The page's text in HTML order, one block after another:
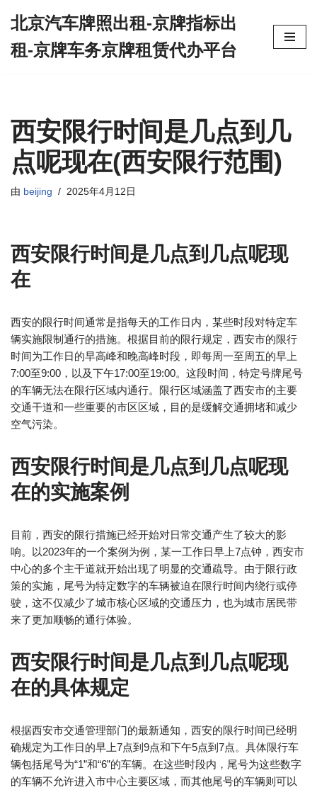
至
北京汽车牌照出租-京牌指标出
租-京牌车务京牌租赁代办平台
西安限行时间是几点到几
点呢现在(西安限行范围)
由 beijing 2025年4月12日
西安限行时间是几点到几点呢现
在
西安的限行时间通常是指每天的工作日内，某些时段对特定车
辆实施限制通行的措施。根据目前的限行规定，西安市的限行
时间为工作日的早高峰和晚高峰时段，即每周一至周五的早上
7:00至9:00，以及下午17:00至19:00。这段时间，特定号牌尾号
的车辆无法在限行区域内通行。限行区域涵盖了西安市的主要
交通干道和一些重要的市区区域，目的是缓解交通拥堵和减少
空气污染。
西安限行时间是几点到几点呢现
在的实施案例
目前，西安的限行措施已经开始对日常交通产生了较大的影
响。以2023年的一个案例为例，某一工作日早上7点钟，西安市
中心的多个主干道就开始出现了明显的交通疏导。由于限行政
策的实施，尾号为特定数字的车辆被迫在限行时间内绕行或停
驶，这不仅减少了城市核心区域的交通压力，也为城市居民带
来了更加顺畅的通行体验。
西安限行时间是几点到几点呢现
在的具体规定
根据西安市交通管理部门的最新通知，西安的限行时间已经明
确规定为工作日的早上7点到9点和下午5点到7点。具体限行车
辆包括尾号为“1”和“6”的车辆。在这些时段内，尾号为这些数字
的车辆不允许进入市中心主要区域，而其他尾号的车辆则可以